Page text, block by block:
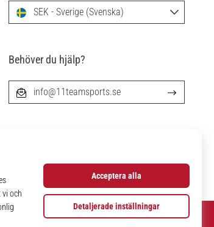
SEK - Sverige (Svenska)
Behöver du hjälp?
info@11teamsports.se